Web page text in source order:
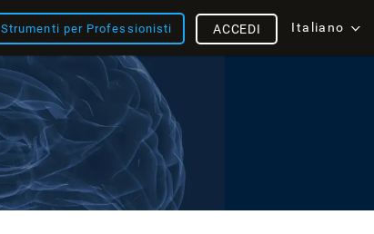
Strumenti per Professionisti Italiano
ACCEDI